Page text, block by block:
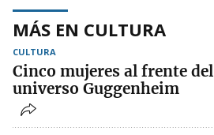
MÁS EN CULTURA
CULTURA
Cinco mujeres al frente del
universo Guggenheim